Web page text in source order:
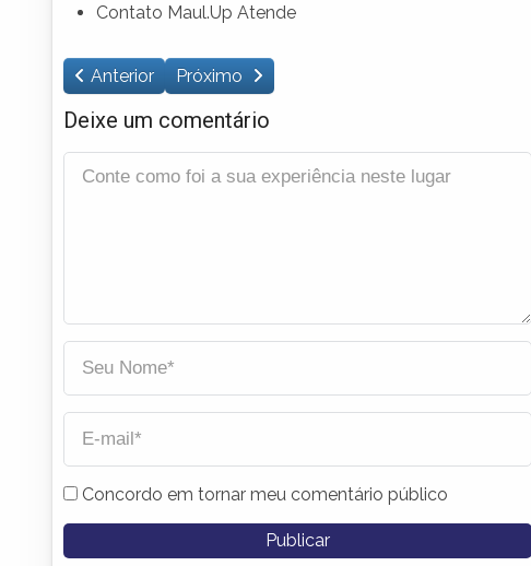
Contato Maul.Up Atende
Anterior Próximo
Deixe um comentário
Concordo em tornar meu comentário público